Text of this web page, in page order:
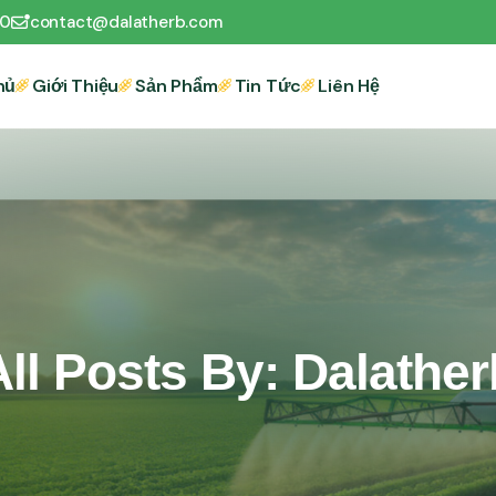
contact@dalatherb.com
Giới Thiệu Sản Phẩm Tin Tức Liên Hệ
Posts By: